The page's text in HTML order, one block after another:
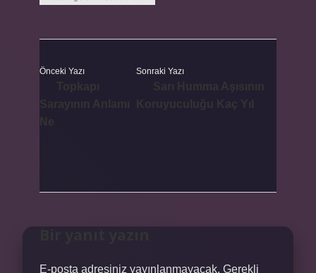
Önceki Yazı Sonraki Yazı
E-posta adresiniz yayınlanmayacak. Gerekli